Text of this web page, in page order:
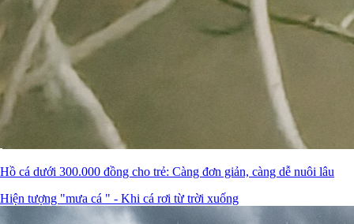
Hồ cá dưới 300.000 đồng cho trẻ: Càng đơn giản, càng dễ nuôi lâu
Hiện tượng "mưa cá " - Khi cá rơi từ trời xuống